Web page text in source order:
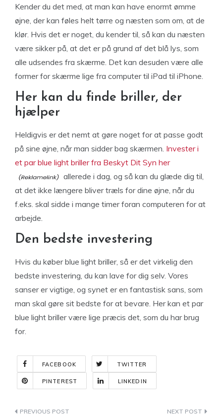
Kender du det med, at man kan have enormt ømme
øjne, der kan føles helt tørre og næsten som om, at de
klør. Hvis det er noget, du kender til, så kan du næsten
være sikker på, at det er på grund af det blå lys, som
alle udsendes fra skærme. Det kan desuden være alle
former for skærme lige fra computer til iPad til iPhone.
Her kan du finde briller, der
hjælper
Heldigvis er det nemt at gøre noget for at passe godt
på sine øjne, når man sidder bag skærmen. Invester i
et par blue light briller fra Beskyt Dit Syn her
allerede i dag, og så kan du glæde dig til,
at det ikke længere bliver træls for dine øjne, når du
f.eks. skal sidde i mange timer foran computeren for at
arbejde.
Den bedste investering
Hvis du køber blue light briller, så er det virkelig den
bedste investering, du kan lave for dig selv. Vores
sanser er vigtige, og synet er en fantastisk sans, som
man skal gøre sit bedste for at bevare. Her kan et par
blue light briller være lige præcis det, som du har brug
for.
FACEBOOK TWITTER
PINTEREST LINKEDIN
Indlægsnavigation